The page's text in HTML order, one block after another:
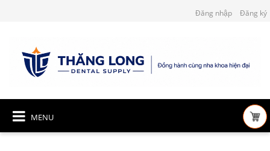
Đăng nhập Đăng ký
MENU